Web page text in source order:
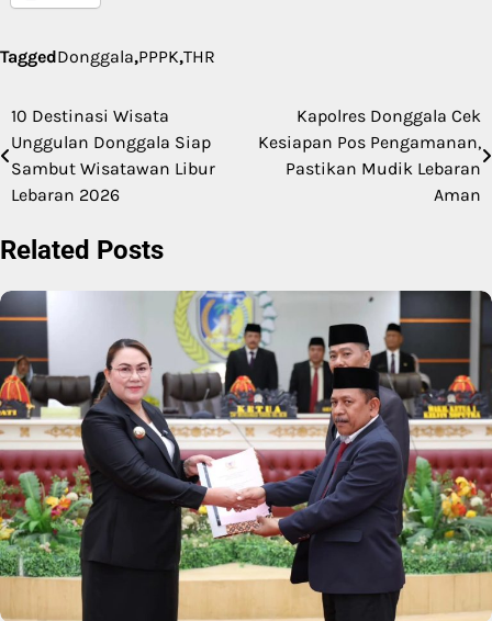
TaggedDonggala,PPPK,THR
Navigasi
pos
10 Destinasi Wisata
Unggulan Donggala Siap
Sambut Wisatawan Libur
Lebaran 2026
Kapolres Donggala Cek
Kesiapan Pos Pengamanan,
Pastikan Mudik Lebaran
Aman
Related Posts